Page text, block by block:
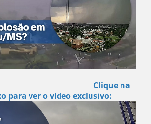
Clique na
para ver o vídeo exclusivo: